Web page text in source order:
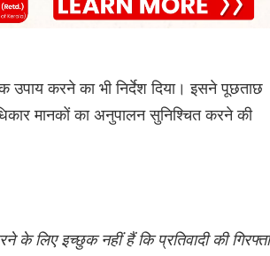
उपाय करने का भी निर्देश दिया। इसने पूछताछ
मानकों का अनुपालन सुनिश्चित करने की
के लिए इच्छुक नहीं हैं कि प्रतिवादी की